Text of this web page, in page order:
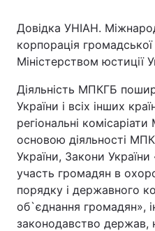
Довідка УНІАН.
корпорація
Міністерством юстиції
Діяльність МПКГБ
України і всіх інших
регіональні
основою діяльності
України, Закони
участь громадян в
порядку і державного
об`єднання громадян»,
законодавство держав,